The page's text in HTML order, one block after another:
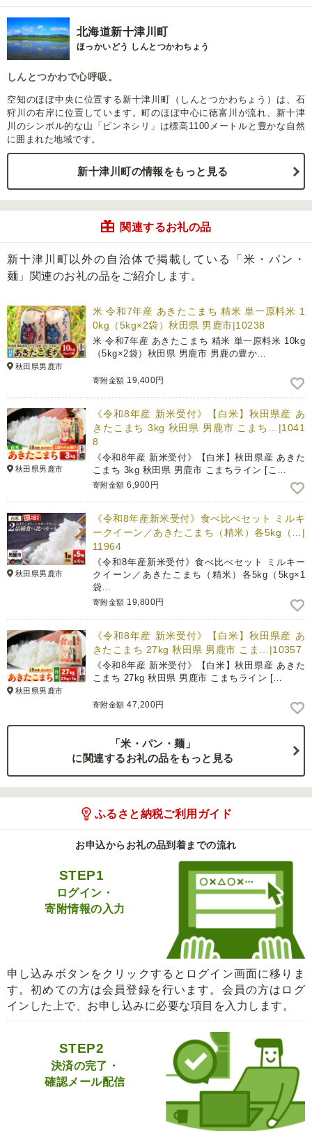
北海道新十津川町
ほっかいどう しんとつかわちょう
しんとつかわで心呼吸。
空知のほぼ中央に位置する新十津川町（しんとつかわちょう）は、石
狩川の右岸に位置しています。町のほぼ中心に徳富川が流れ、新十津
川のシンボル的な山「ピンネシリ」は標高1100メートルと豊かな自然
に囲まれた地域です。
新十津川町の情報をもっと見る
関連するお礼の品
新十津川町以外の自治体で掲載している「米・パン・
麺」関連のお礼の品をご紹介します。
秋田県男鹿市
米 令和7年産 あきたこまち 精米 単一原料米 1
0kg（5kg×2袋）秋田県 男鹿市|10238
米 令和7年産 あきたこまち 精米 単一原料米 10kg
（5kg×2袋）秋田県 男鹿市 男鹿の豊か…
寄附金額 19,400円
秋田県男鹿市
《令和8年産 新米受付》【白米】秋田県産 あ
きたこまち 3kg 秋田県 男鹿市 こまち…|1041
8
《令和8年産 新米受付》【白米】秋田県産 あきた
こまち 3kg 秋田県 男鹿市 こまちライン [こ…
寄附金額 6,900円
秋田県男鹿市
《令和8年産新米受付》食べ比べセット ミルキ
ークイーン／あきたこまち（精米）各5kg（…|
11964
《令和8年産新米受付》食べ比べセット ミルキー
クイーン／あきたこまち（精米）各5kg（5kg×1
袋…
寄附金額 19,800円
秋田県男鹿市
《令和8年産 新米受付》【白米】秋田県産 あ
きたこまち 27kg 秋田県 男鹿市 こま…|10357
《令和8年産 新米受付》【白米】秋田県産 あきた
こまち 27kg 秋田県 男鹿市 こまちライン […
寄附金額 47,200円
「米・パン・麺」
に関連するお礼の品をもっと見る
ふるさと納税ご利用ガイド
お申込からお礼の品到着までの流れ
STEP1
ログイン・
寄附情報の入力
申し込みボタンをクリックするとログイン画面に移りま
す。初めての方は会員登録を行います。会員の方はログ
インした上で、お申し込みに必要な項目を入力します。
STEP2
決済の完了・
確認メール配信